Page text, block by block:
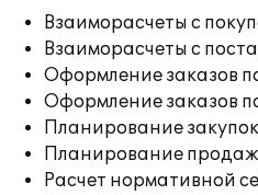
Взаиморасчеты с
Взаиморасчеты с
Оформление заказов
Оформление заказов
Планирование закупок
Планирование продаж
Расчет нормативной